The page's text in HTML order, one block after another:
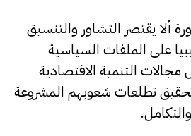
ألا يقتصر التشاور والتنسيق
على الملفات السياسية
التنمية الاقتصادية
تطلعات شعوبهم المشروعة